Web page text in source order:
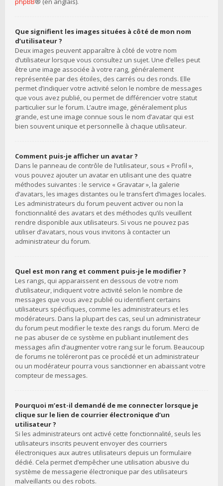
Que signifient les images situées à côté de mon nom
d’utilisateur ?
Deux images peuvent apparaître à côté de votre nom
d’utilisateur lorsque vous consultez un sujet. Une d’elles peut
être une image associée à votre rang, généralement
représentée par des étoiles, des carrés ou des ronds. Elle
permet d’indiquer votre activité selon le nombre de messages
que vous avez publié, ou permet de différencier votre statut
particulier sur le forum. L’autre image, généralement plus
grande, est une image connue sous le nom d’avatar qui est
bien souvent unique et personnelle à chaque utilisateur.
Comment puis-je afficher un avatar ?
Dans le panneau de contrôle de l’utilisateur, sous « Profil »,
vous pouvez ajouter un avatar en utilisant une des quatre
méthodes suivantes : le service « Gravatar », la galerie
d’avatars, les images distantes ou le transfert d’images locales.
Les administrateurs du forum peuvent activer ou non la
fonctionnalité des avatars et des méthodes qu’ils veuillent
rendre disponible aux utilisateurs. Si vous ne pouvez pas
utiliser d’avatars, nous vous invitons à contacter un
administrateur du forum.
Quel est mon rang et comment puis-je le modifier ?
Les rangs, qui apparaissent en dessous de votre nom
d’utilisateur, indiquent votre activité selon le nombre de
messages que vous avez publié ou identifient certains
utilisateurs spécifiques, comme les administrateurs et les
modérateurs. Dans la plupart des cas, seul un administrateur
du forum peut modifier le texte des rangs du forum. Merci de
ne pas abuser de ce système en publiant inutilement des
messages afin d’augmenter votre rang sur le forum. Beaucoup
de forums ne toléreront pas ce procédé et un administrateur
ou un modérateur pourra vous sanctionner en abaissant votre
compteur de messages.
Pourquoi m’est-il demandé de me connecter lorsque je
clique sur le lien de courrier électronique d’un
utilisateur ?
Si les administrateurs ont activé cette fonctionnalité, seuls les
utilisateurs inscrits peuvent envoyer des courriers
électroniques aux autres utilisateurs depuis un formulaire
dédié. Cela permet d’empêcher une utilisation abusive du
système de messagerie électronique par des utilisateurs
malveillants ou des robots.